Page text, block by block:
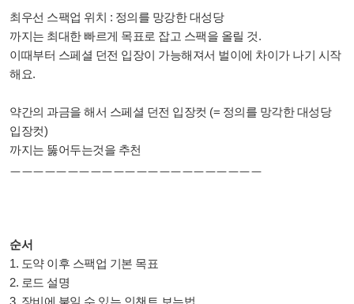
최우선 스팩업 위치 : 정의를 망강한 대성당
까지는 최대한 빠르게 목표로 잡고 스팩을 올릴 것.
이때부터 스페셜 던전 입장이 가능해져서 벌이에 차이가 나기 시작
해요.
약간의 과금을 해서 스페셜 던전 입장컷 (= 정의를 망각한 대성당
입장컷)
까지는 뚫어두는것을 추천
ㅡㅡㅡㅡㅡㅡㅡㅡㅡㅡㅡㅡㅡㅡㅡㅡㅡㅡㅡㅡㅡㅡ
순서
1. 도약 이후 스팩업 기본 목표
2. 로드 설명
3. 장비에 붙일 수 있는 인챈트 보는법